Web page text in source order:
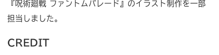
『呪術廻戦 ファントムパレード』のイラスト制作を一部
担当しました。
CREDIT